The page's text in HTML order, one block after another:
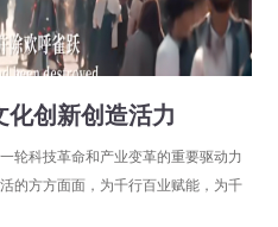
化创新创造活力
轮科技革命和产业变革的重要驱动力
的方方面面，为千行百业赋能，为千